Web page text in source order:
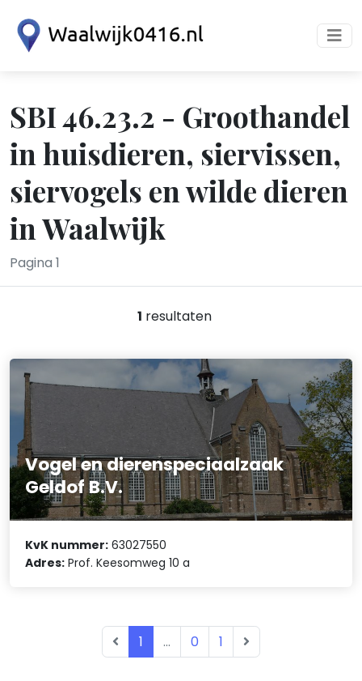
SBI 46.23.2 - Groothandel
in huisdieren, siervissen,
siervogels en wilde dieren
in Waalwijk
Pagina 1
1 resultaten
Vogel en dierenspeciaalzaak
Geldof B.V.
KvK nummer: 63027550
Adres: Prof. Keesomweg 10 a
1 ... 0 1